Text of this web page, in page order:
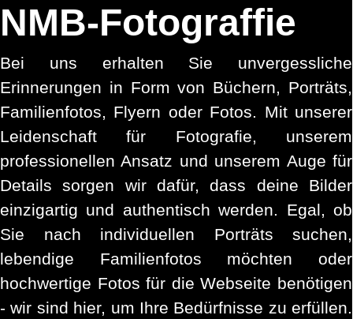
NMB-Fotograffie
Bei uns erhalten Sie unvergessliche
Erinnerungen in Form von Büchern, Porträts,
Familienfotos, Flyern oder Fotos. Mit unserer
Leidenschaft für Fotografie, unserem
professionellen Ansatz und unserem Auge für
Details sorgen wir dafür, dass deine Bilder
einzigartig und authentisch werden. Egal, ob
Sie nach individuellen Porträts suchen,
lebendige Familienfotos möchten oder
hochwertige Fotos für die Webseite benötigen
- wir sind hier, um Ihre Bedürfnisse zu erfüllen.